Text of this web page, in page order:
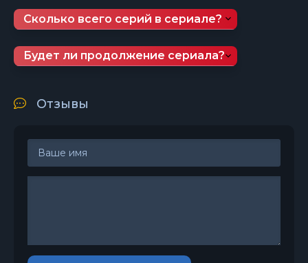
Сколько всего серий в сериале?
Будет ли продолжение сериала?
Отзывы